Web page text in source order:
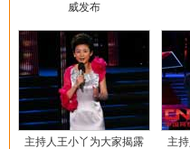
威发布
主持人王小丫为大家揭露
主